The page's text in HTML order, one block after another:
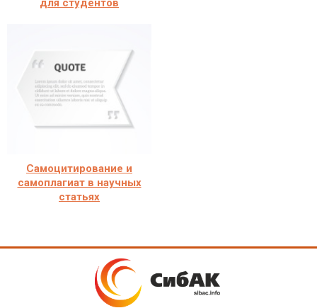
для студентов
Самоцитирование и
самоплагиат в научных
статьях